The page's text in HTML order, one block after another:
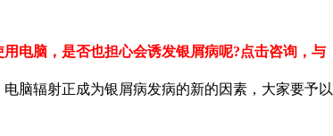
用电脑，是否也担心会诱发银屑病呢?点击咨询，与
脑辐射正成为银屑病发病的新的因素，大家要予以